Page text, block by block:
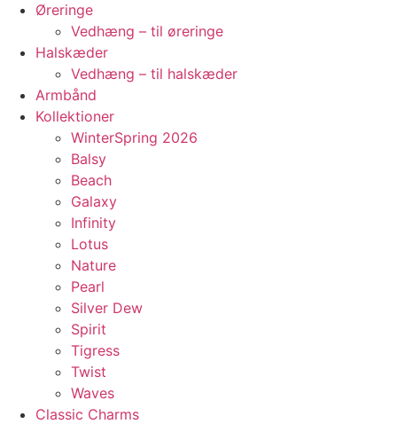
Øreringe
Vedhæng – til øreringe
Halskæder
Vedhæng – til halskæder
Armbånd
Kollektioner
WinterSpring 2026
Balsy
Beach
Galaxy
Infinity
Lotus
Nature
Pearl
Silver Dew
Spirit
Tigress
Twist
Waves
Classic Charms